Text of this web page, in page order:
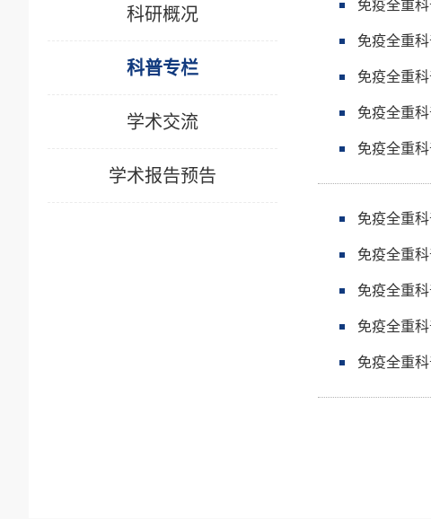
科研概况
科普专栏
学术交流
学术报告预告
免疫全重
免疫全重
免疫全重
免疫全重
免疫全重
免疫全重
免疫全重
免疫全重
免疫全重
免疫全重